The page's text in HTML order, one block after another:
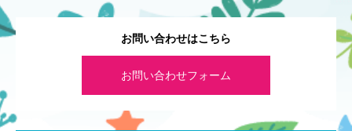
お問い合わせはこちら
お問い合わせフォーム